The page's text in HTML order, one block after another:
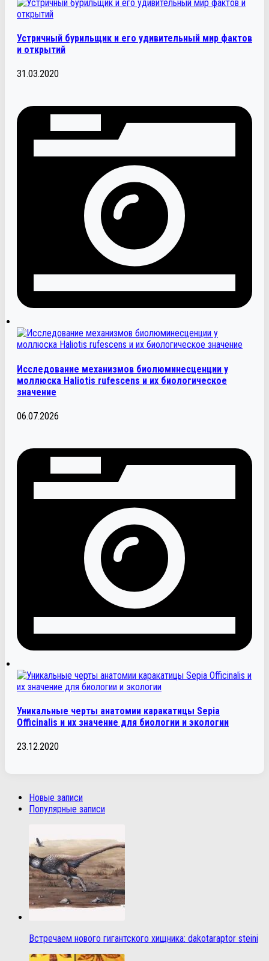
Устричный бурильщик и его удивительный мир фактов
и открытий
31.03.2020
Исследование механизмов биолюминесценции у
моллюска Haliotis rufescens и их биологическое
значение
06.07.2026
Уникальные черты анатомии каракатицы Sepia
Officinalis и их значение для биологии и экологии
23.12.2020
Новые записи
Популярные записи
Встречаем нового гигантского хищника: dakotaraptor steini